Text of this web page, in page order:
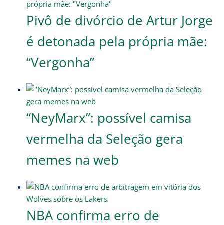
Pivô de divórcio de Artur Jorge
é detonada pela própria mãe:
“Vergonha”
“NeyMarx”: possível camisa
vermelha da Seleção gera
memes na web
NBA confirma erro de